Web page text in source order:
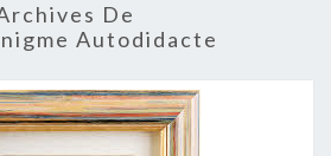
De
Autodidacte